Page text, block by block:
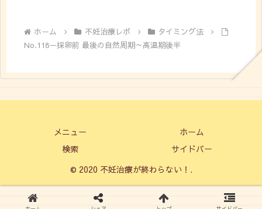
ホーム 不妊治療レポ
タイミング法
No.118ー採卵前 最後の自然周期～高温期後半
メニュー
ホーム
検索
サイドバー
© 2020 不妊治療が終わらない！.